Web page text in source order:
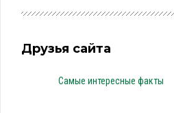
Друзья сайта
Самые интересные факты